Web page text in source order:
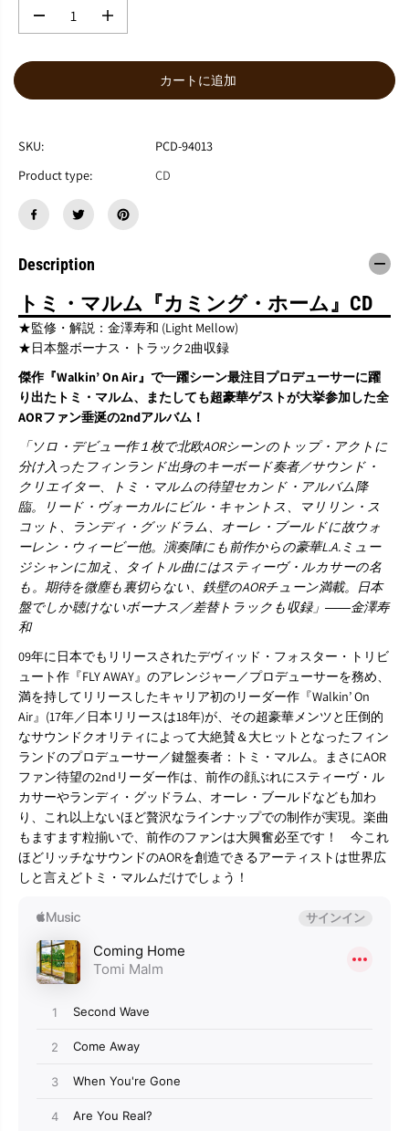
O
I
L
『
C
m
i
n
g
H
o
m
e
』
D
数
A
L
m
i
n
g
H
o
m
e
C
D
カートに追加
SKU:
PCD-94013
Product type:
CD
Description
トミ・マルム『カミング・ホーム』CD
★監修・解説：金澤寿和 (Light Mellow)
★日本盤ボーナス・トラック2曲収録
傑作『Walkin’ On Air』で一躍シーン最注目プロデューサーに躍
り出たトミ・マルム、またしても超豪華ゲストが大挙参加した全
AORファン垂涎の2ndアルバム！
「ソロ・デビュー作１枚で北欧AORシーンのトップ・アクトに
分け入ったフィンランド出身のキーボード奏者／サウンド・
クリエイター、トミ・マルムの待望セカンド・アルバム降
臨。リード・ヴォーカルにビル・キャントス、マリリン・ス
コット、ランディ・グッドラム、オーレ・ブールドに故ウォ
ーレン・ウィービー他。演奏陣にも前作からの豪華L.A.ミュー
ジシャンに加え、タイトル曲にはスティーヴ・ルカサーの名
も。期待を微塵も裏切らない、鉄壁のAORチューン満載。日本
盤でしか聴けないボーナス／差替トラックも収録」――金澤寿
和
09年に日本でもリリースされたデヴィッド・フォスター・トリビ
ュート作『FLY AWAY』のアレンジャー／プロデューサーを務め、
満を持してリリースしたキャリア初のリーダー作『Walkin’ On
Air』(17年／日本リリースは18年)が、その超豪華メンツと圧倒的
なサウンドクオリティによって大絶賛＆大ヒットとなったフィン
ランドのプロデューサー／鍵盤奏者：トミ・マルム。まさにAOR
ファン待望の2ndリーダー作は、前作の顔ぶれにスティーヴ・ル
カサーやランディ・グッドラム、オーレ・ブールドなども加わ
り、これ以上ないほど贅沢なラインナップでの制作が実現。楽曲
もますます粒揃いで、前作のファンは大興奮必至です！ 今これ
ほどリッチなサウンドのAORを創造できるアーティストは世界広
しと言えどトミ・マルムだけでしょう！